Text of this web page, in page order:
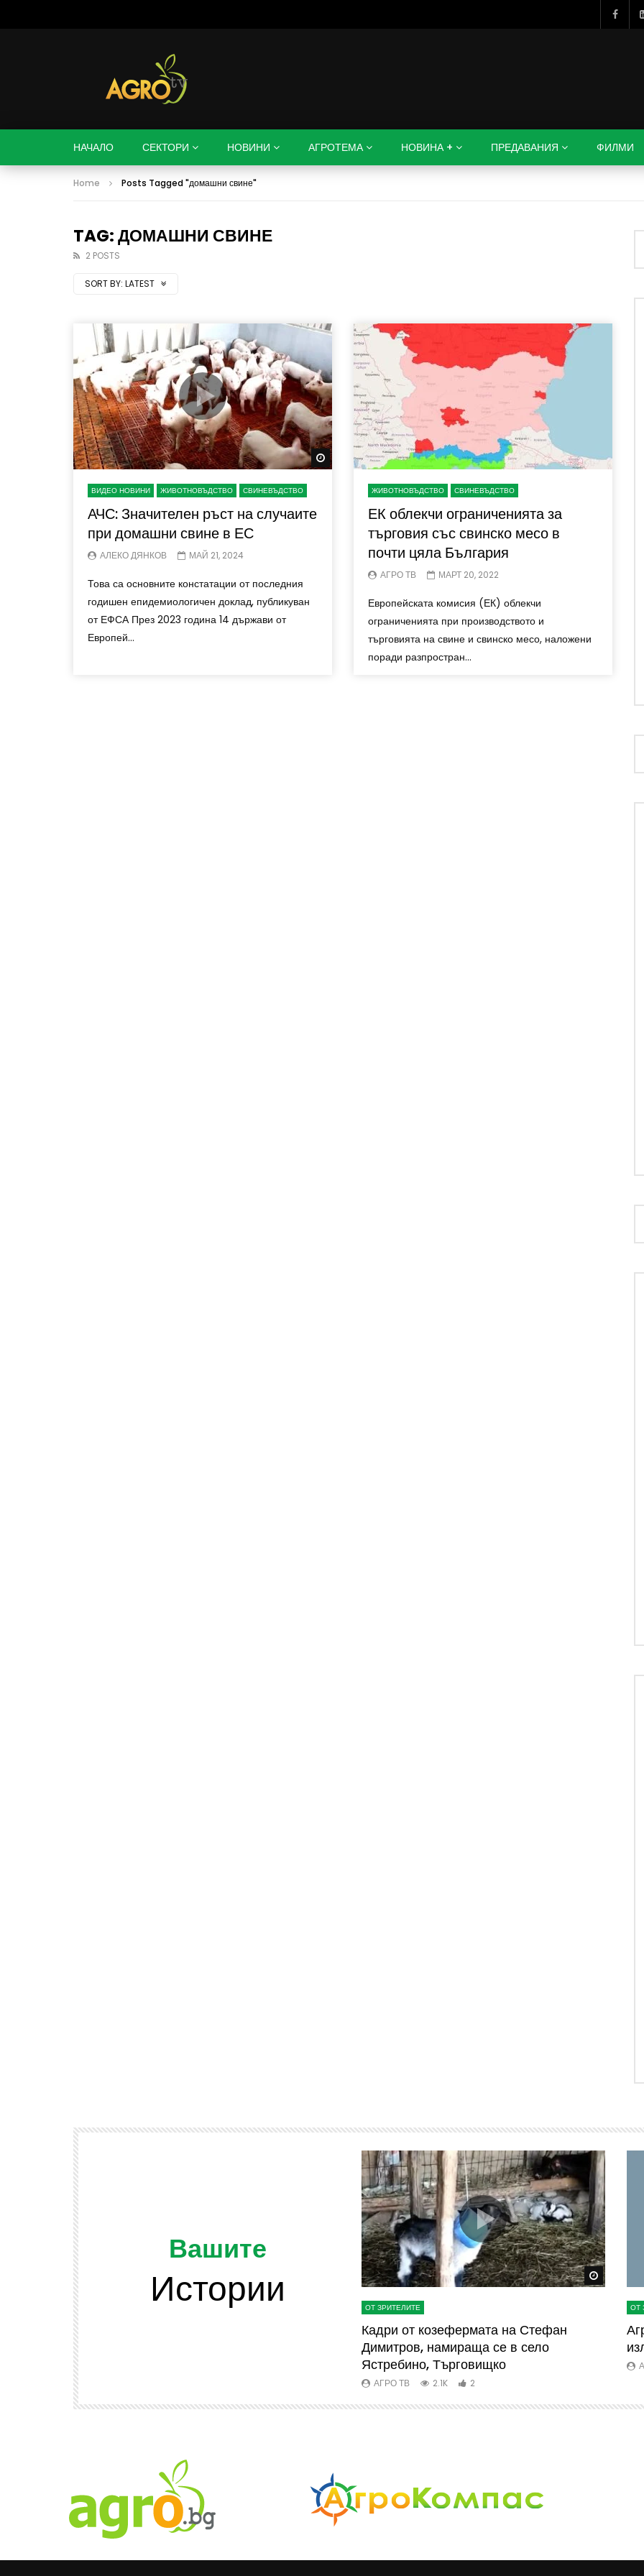
НАЧАЛО СЕКТОРИ НОВИНИ АГРОТЕМА НОВИНА + ПРЕДАВАНИЯ ФИЛМИ
Home Posts Tagged "домашни свине"
TAG: ДОМАШНИ СВИНЕ
2 POSTS
SORT BY: LATEST
Watch Later
ВИДЕО НОВИНИ ЖИВОТНОВЪДСТВО СВИНЕВЪДСТВО
АЧС: Значителен ръст на случаите
при домашни свине в ЕС
АЛЕКО ДЯНКОВ МАЙ 21, 2024
Това са основните констатации от последния
годишен епидемиологичен доклад, публикуван
от ЕФСА През 2023 година 14 държави от
Европей...
ЖИВОТНОВЪДСТВО СВИНЕВЪДСТВО
ЕК облекчи ограниченията за
търговия със свинско месо в
почти цяла България
АГРО ТВ МАРТ 20, 2022
Европейската комисия (ЕК) облекчи
ограниченията при производството и
търговията на свине и свинско месо, наложени
поради разпростран...
Вашите
Истории
Watch Later Watch Later Watch
ОТ ЗРИТЕЛИТЕ
Кадри от козефермата на Стефан
Димитров, намираща се в село
Ястребино, Търговищко
АГРО ТВ 2.1K 2
ОТ